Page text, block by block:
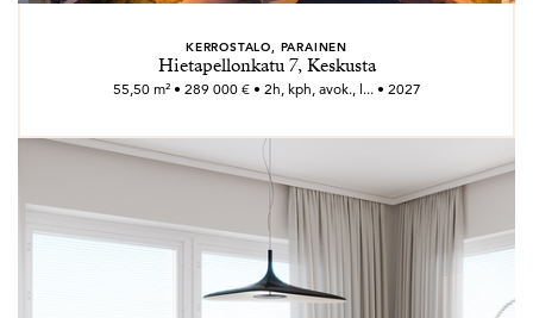
KERROSTALO, PARAINEN
Hietapellonkatu 7, Keskusta
55,50 m² • 289 000 € • 2h, kph, avok., l... • 2027